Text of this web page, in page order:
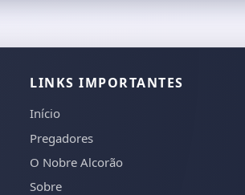
LINKS IMPORTANTES
Início
Pregadores
O Nobre Alcorão
Sobre